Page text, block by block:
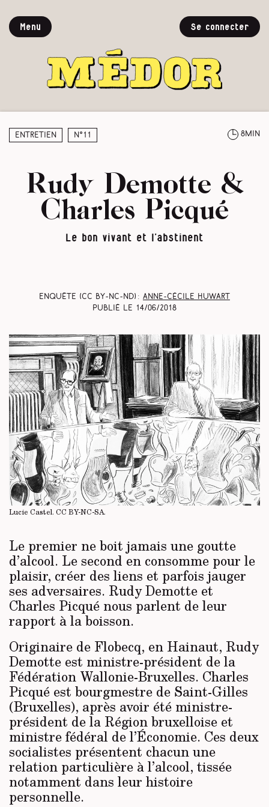
Menu Se connecter
Entretien N°11 8min
Rudy Demotte &
Charles Picqué
Le bon vivant et l’abstinent
Enquête (CC BY-NC-ND) : Anne-Cécile Huwart
Publié le 14/06/2018
Lucie Castel. CC BY-NC-SA.
Le premier ne boit jamais une goutte
d’alcool. Le second en consomme pour le
plaisir, créer des liens et parfois jauger
ses adversaires. Rudy Demotte et
Charles Picqué nous parlent de leur
rapport à la boisson.
Originaire de Flobecq, en Hainaut, Rudy
Demotte est ministre-président de la
Fédération Wallonie-Bruxelles. Charles
Picqué est bourgmestre de Saint-Gilles
(Bruxelles), après avoir été ministre-
président de la Région bruxelloise et
ministre fédéral de l’Économie. Ces deux
socialistes présentent chacun une
relation particulière à l’alcool, tissée
notamment dans leur histoire
personnelle.